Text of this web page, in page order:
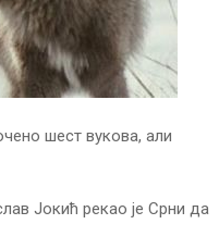
шест вукова, али
Јокић рекао је Срни да